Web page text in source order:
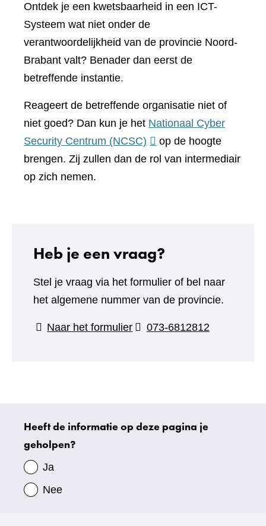
Ontdek je een kwetsbaarheid in een ICT-
Systeem wat niet onder de
verantwoordelijkheid van de provincie Noord-
Brabant valt? Benader dan eerst de
betreffende instantie.
Reageert de betreffende organisatie niet of
niet goed? Dan kun je het Nationaal Cyber
Security Centrum (NCSC) (verwijst
naar
op de hoogte
brengen. Zij zullen dan de rol van intermediair
op zich nemen.
Heb je een vraag?
Stel je vraag via het formulier of bel naar
het algemene nummer van de provincie.
Naar het formulier(verwijst
073-6812812
Uw
gegevens
Heeft de informatie op deze pagina je
geholpen?
Ja
Nee